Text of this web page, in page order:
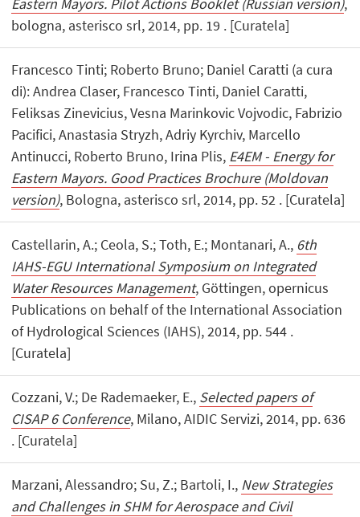
Eastern Mayors. Pilot Actions Booklet (Russian version),
bologna, asterisco srl, 2014, pp. 19 . [Curatela]
Francesco Tinti; Roberto Bruno; Daniel Caratti (a cura
di): Andrea Claser, Francesco Tinti, Daniel Caratti,
Feliksas Zinevicius, Vesna Marinkovic Vojvodic, Fabrizio
Pacifici, Anastasia Stryzh, Adriy Kyrchiv, Marcello
Antinucci, Roberto Bruno, Irina Plis, E4EM - Energy for
Eastern Mayors. Good Practices Brochure (Moldovan
version), Bologna, asterisco srl, 2014, pp. 52 . [Curatela]
Castellarin, A.; Ceola, S.; Toth, E.; Montanari, A., 6th
IAHS-EGU International Symposium on Integrated
Water Resources Management, Göttingen, opernicus
Publications on behalf of the International Association
of Hydrological Sciences (IAHS), 2014, pp. 544 .
[Curatela]
Cozzani, V.; De Rademaeker, E., Selected papers of
CISAP 6 Conference, Milano, AIDIC Servizi, 2014, pp. 636
. [Curatela]
Marzani, Alessandro; Su, Z.; Bartoli, I., New Strategies
and Challenges in SHM for Aerospace and Civil